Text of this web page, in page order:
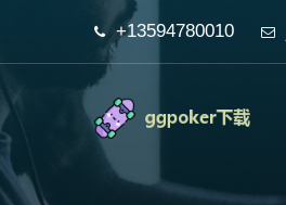
+13594780010